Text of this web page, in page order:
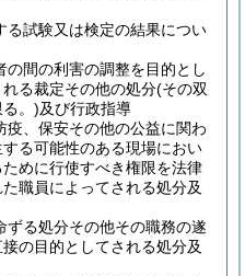
る試験又は検定の結果につい
の間の利害の調整を目的とし
る裁定その他の処分(その双
。)及び行政指導
疫、保安その他の公益に関わ
る可能性のある現場におい
めに行使すべき権限を法律
職員によってされる処分及
ずる処分その他その職務の遂
の目的としてされる処分及